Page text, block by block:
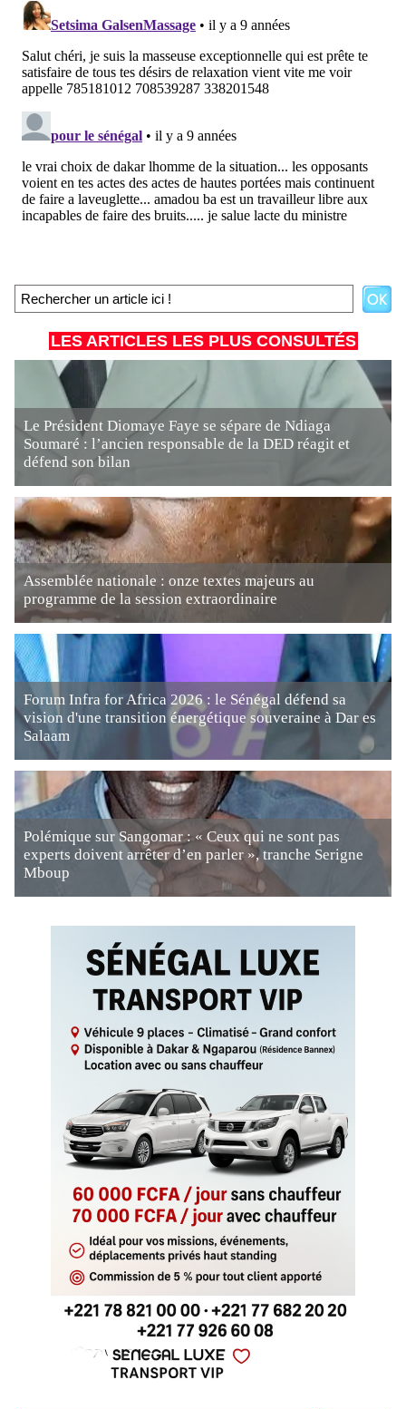
LES ARTICLES LES PLUS CONSULTÉS
Le Président Diomaye Faye se sépare de Ndiaga
Soumaré : l’ancien responsable de la DED réagit et
défend son bilan
Assemblée nationale : onze textes majeurs au
programme de la session extraordinaire
Forum Infra for Africa 2026 : le Sénégal défend sa
vision d'une transition énergétique souveraine à Dar es
Salaam
Polémique sur Sangomar : « Ceux qui ne sont pas
experts doivent arrêter d’en parler », tranche Serigne
Mboup